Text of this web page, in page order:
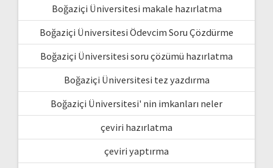
Boğaziçi Üniversitesi makale hazırlatma
Boğaziçi Üniversitesi Ödevcim Soru Çözdürme
Boğaziçi Üniversitesi soru çözümü hazırlatma
Boğaziçi Üniversitesi tez yazdırma
Boğaziçi Üniversitesi' nin imkanları neler
çeviri hazırlatma
çeviri yaptırma